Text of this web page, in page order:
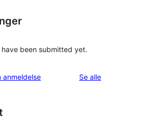
have been submitted yet.
anmeldelse Se alleomtalene